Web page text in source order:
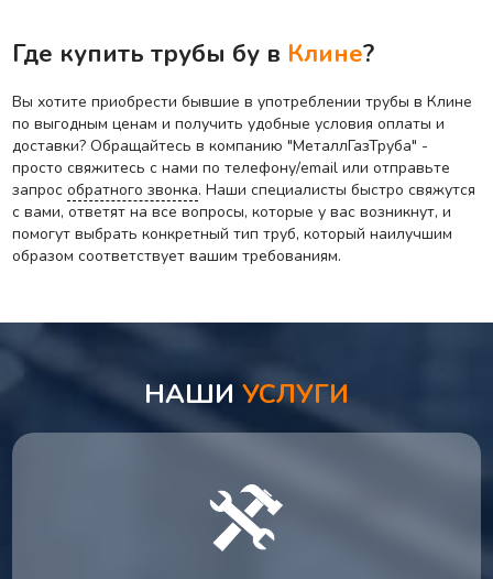
Где купить трубы бу в Клине?
Вы хотите приобрести бывшие в употреблении трубы в Клине
по выгодным ценам и получить удобные условия оплаты и
доставки? Обращайтесь в компанию "МеталлГазТруба" -
просто свяжитесь с нами по телефону/email или отправьте
запрособратного звонка. Наши специалисты быстро свяжутся
с вами, ответят на все вопросы, которые у вас возникнут, и
помогут выбрать конкретный тип труб, который наилучшим
образом соответствует вашим требованиям.
НАШИ УСЛУГИ